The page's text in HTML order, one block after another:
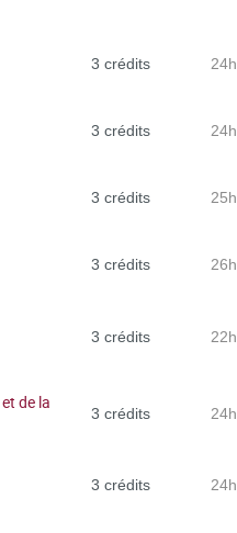
3 crédits 24h
3 crédits 24h
3 crédits 25h
3 crédits 26h
3 crédits 22h
de la
3 crédits 24h
3 crédits 24h